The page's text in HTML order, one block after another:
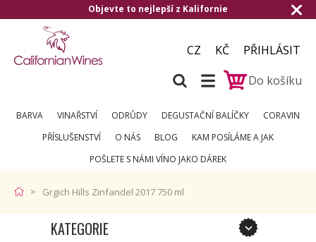
to nejlepší z Kalifornie Doručení
CZ KČ
PŘIHLÁSIT
Do košíku
BARVA VINAŘSTVÍ ODRŮDY DEGUSTAČNÍ BALÍČKY
CORAVIN
PŘÍSLUŠENSTVÍ
O NÁS BLOG
KAM POSÍLÁME A JAK
POŠLETE S NÁMI VÍNO JAKO DÁREK
Grgich Hills Zinfandel 2017 750 ml
KATEGORIE